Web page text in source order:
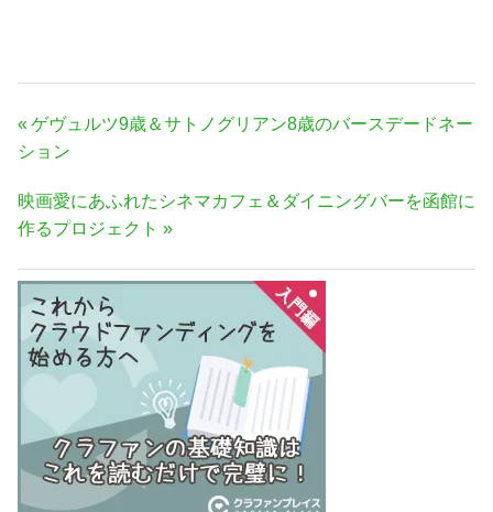
投
稿
ビ
ゲ
ー
シ
ョ
ン
前
の
事:
ゲヴュルツ9歳＆サトノグリアン8歳のバースデードネー
ション
次
の
事:
映画愛にあふれたシネマカフェ＆ダイニングバーを函館に
作るプロジェクト